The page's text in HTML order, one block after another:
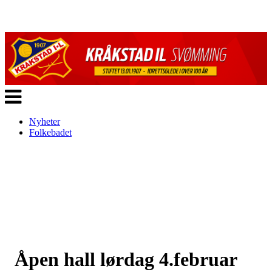
Veksle
navigasjon
Nyheter
Folkebadet
Åpen hall lørdag 4.februar